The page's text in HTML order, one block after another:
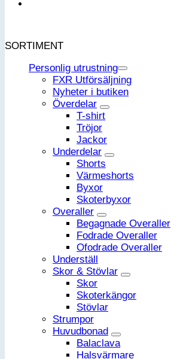
SORTIMENT
Personlig utrustning
FXR Utförsäljning
Nyheter i butiken
Överdelar
T-shirt
Tröjor
Jackor
Underdelar
Shorts
Värmeshorts
Byxor
Skoterbyxor
Overaller
Begagnade Overaller
Fodrade Overaller
Ofodrade Overaller
Underställ
Skor & Stövlar
Skor
Skoterkängor
Stövlar
Strumpor
Huvudbonad
Balaclava
Halsvärmare